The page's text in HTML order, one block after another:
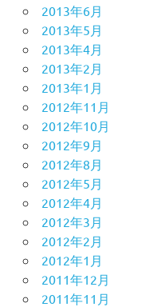
2013年6月
2013年5月
2013年4月
2013年2月
2013年1月
2012年11月
2012年10月
2012年9月
2012年8月
2012年5月
2012年4月
2012年3月
2012年2月
2012年1月
2011年12月
2011年11月